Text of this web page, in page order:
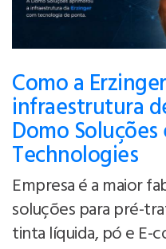
Como a
infraestrutura
Domo Soluções
Technologies
Empresa é a maior
soluções para pré-
tinta líquida, pó e E-